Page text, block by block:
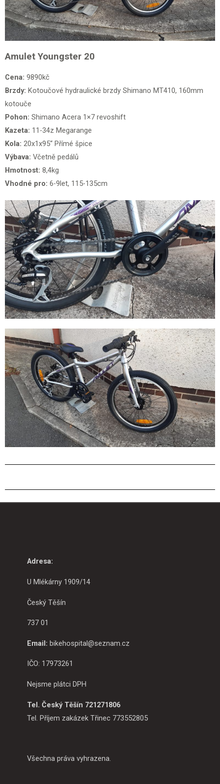
Amulet Youngster 20
Cena: 9890kč
Brzdy: Kotoučové hydraulické brzdy Shimano MT410, 160mm
kotouče
Pohon: Shimano Acera 1×7 revoshift
Kazeta: 11-34z Megarange
Kola: 20x1x95“ Přímé špice
Výbava: Včetně pedálů
Hmotnost: 8,4kg
Vhodné pro: 6-9let, 115-135cm
Adresa:
U Mlékárny 1909/14
Český Těšín
737 01
Email: bikehospital@seznam.cz
IČO: 17973261
Nejsme plátci DPH
Tel. Český Těšín 721271806
Tel. Příjem zakázek Třinec 773552805
Všechna práva vyhrazena.